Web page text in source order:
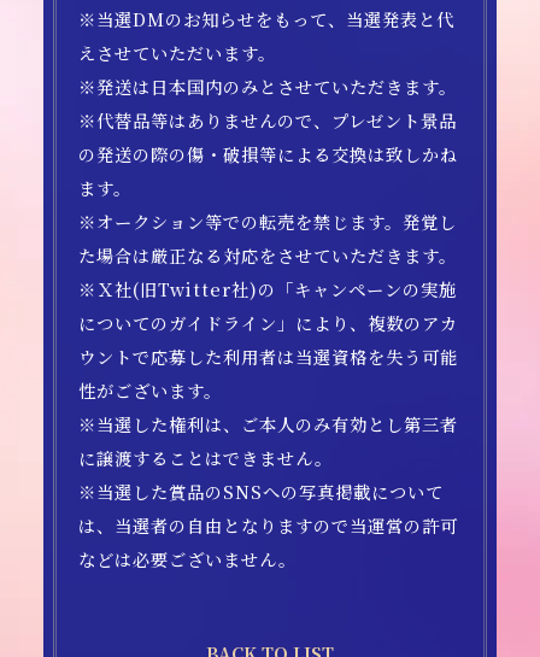
※当選DMのお知らせをもって、当選発表と代
えさせていただいます。
※発送は日本国内のみとさせていただきます。
※代替品等はありませんので、プレゼント景品
の発送の際の傷・破損等による交換は致しかね
ます。
※オークション等での転売を禁じます。発覚し
た場合は厳正なる対応をさせていただきます。
※Ｘ社(旧Twitter社)の「キャンペーンの実施
についてのガイドライン」により、複数のアカ
ウントで応募した利用者は当選資格を失う可能
性がございます。
※当選した権利は、ご本人のみ有効とし第三者
に譲渡することはできません。
※当選した賞品のSNSへの写真掲載について
は、当選者の自由となりますので当運営の許可
などは必要ございません。